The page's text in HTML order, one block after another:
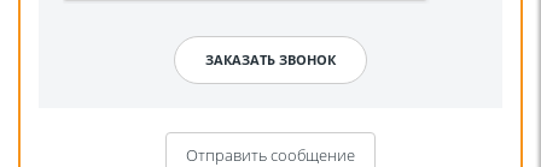
Отправить сообщение